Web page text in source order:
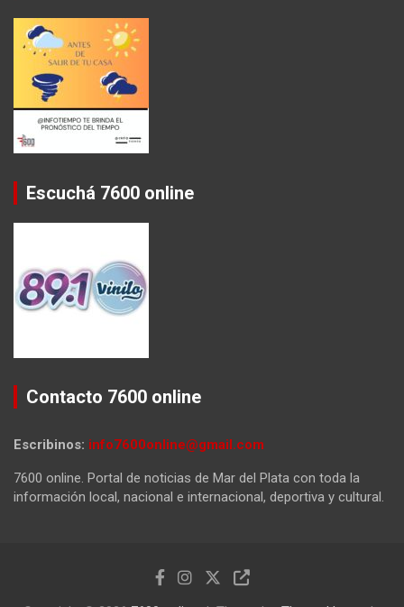
Escuchá 7600 online
Contacto 7600 online
Escribinos: info7600online@gmail.com
7600 online. Portal de noticias de Mar del Plata con toda la
información local, nacional e internacional, deportiva y cultural.